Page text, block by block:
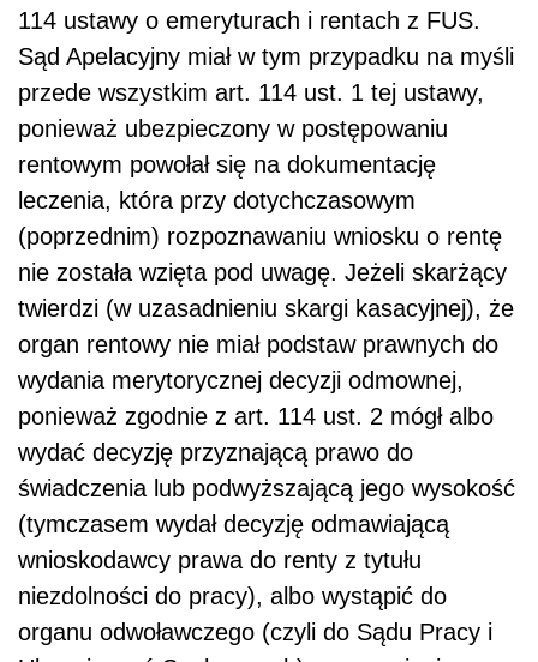
114 ustawy o emeryturach i rentach z FUS.
Sąd Apelacyjny miał w tym przypadku na myśli
przede wszystkim art. 114 ust. 1 tej ustawy,
ponieważ ubezpie­czony w postępowaniu
rentowym powołał się na dokumentację
leczenia, która przy dotychczasowym
(poprzednim) rozpoznawaniu wniosku o rentę
nie została wzięta pod uwagę. Jeżeli skarżący
twierdzi (w uzasadnieniu skargi kasacyjnej), że
organ rentowy nie miał podstaw prawnych do
wydania merytorycznej decyzji odmownej,
ponieważ zgodnie z art. 114 ust. 2 mógł albo
wydać decyzję przyznającą prawo do
świadczenia lub podwyższającą jego wysokość
(tymczasem wydał decyzję odmawiającą
wnioskodawcy prawa do renty z tytułu
niezdolności do pracy), albo wystąpić do
organu odwoławczego (czyli do Sądu Pracy i